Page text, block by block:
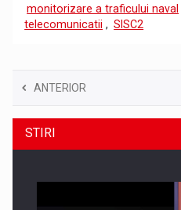
monitorizare a traficului naval
telecomunicatii , SISC2
ANTERIOR
STIRI